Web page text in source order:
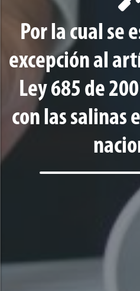
Por la cual se
excepción al
Ley 685 de
con las salinas